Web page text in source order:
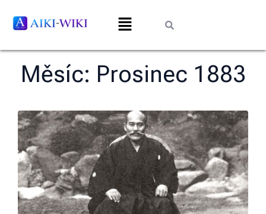
Měsíc: Prosinec 1883